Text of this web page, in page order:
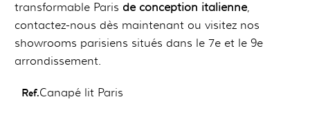
transformable Paris de conception italienne,
contactez-nous dès maintenant ou visitez nos
showrooms parisiens situés dans le 7e et le 9e
arrondissement.
Ref.Canapé lit Paris